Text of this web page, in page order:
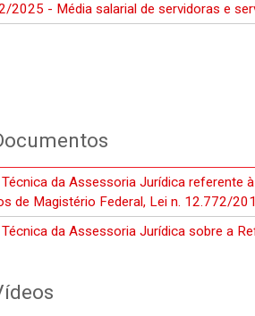
2025 - Média salarial de servidoras e
da Assessoria Jurídica referente
de Magistério Federal, Lei n. 12.772/
da Assessoria Jurídica sobre a